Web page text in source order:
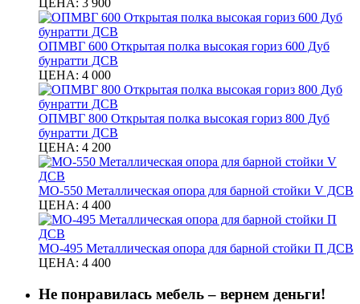
ЦЕНА: 3 900
ОПМВГ 600 Открытая полка высокая гориз 600 Дуб
бунратти ДСВ
ЦЕНА: 4 000
ОПМВГ 800 Открытая полка высокая гориз 800 Дуб
бунратти ДСВ
ЦЕНА: 4 200
МО-550 Металлическая опора для барной стойки V ДСВ
ЦЕНА: 4 400
МО-495 Металлическая опора для барной стойки П ДСВ
ЦЕНА: 4 400
Не понравилась мебель – вернем деньги!